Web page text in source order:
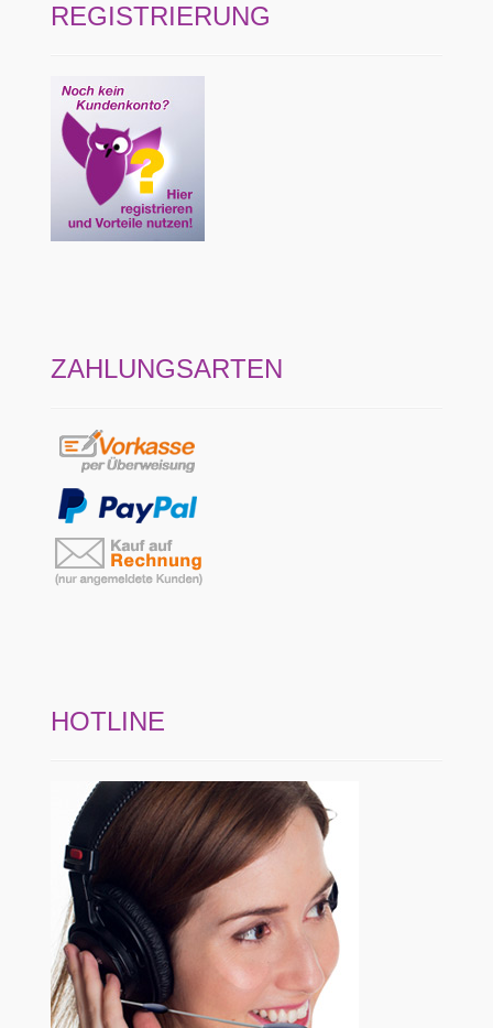
REGISTRIERUNG
ZAHLUNGSARTEN
HOTLINE